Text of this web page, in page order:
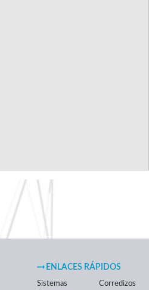
ENLACES RÁPIDOS
Sistemas Corredizos